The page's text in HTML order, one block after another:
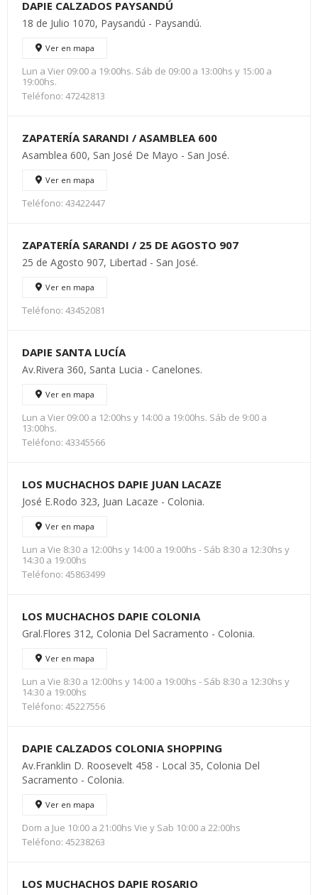
DAPIE CALZADOS PAYSANDÚ
18 de Julio 1070, Paysandú - Paysandú.
Ver en mapa
Lun a Vier 09:00 a 19:00hs. Sáb de 09:00 a 13:00hs y 15:00 a
19:00hs.
Teléfono: 47242813
ZAPATERÍA SARANDI / ASAMBLEA 600
Asamblea 600, San José De Mayo - San José.
Ver en mapa
Teléfono: 43422447
ZAPATERÍA SARANDI / 25 DE AGOSTO 907
25 de Agosto 907, Libertad - San José.
Ver en mapa
Teléfono: 43452081
DAPIE SANTA LUCÍA
Av.Rivera 360, Santa Lucia - Canelones.
Ver en mapa
Lun a Vier 09:00 a 12:00hs y 14:00 a 19:00hs. Sáb de 9:00 a
13:00hs.
Teléfono: 43345566
LOS MUCHACHOS DAPIE JUAN LACAZE
José E.Rodo 323, Juan Lacaze - Colonia.
Ver en mapa
Lun a Vie 8:30 a 12:00hs y 14:00 a 19:00hs - Sáb 8:30 a 12:30hs y
14:30 a 19:00hs
Teléfono: 45863499
LOS MUCHACHOS DAPIE COLONIA
Gral.Flores 312, Colonia Del Sacramento - Colonia.
Ver en mapa
Lun a Vie 8:30 a 12:00hs y 14:00 a 19:00hs - Sáb 8:30 a 12:30hs y
14:30 a 19:00hs
Teléfono: 45227556
DAPIE CALZADOS COLONIA SHOPPING
Av.Franklin D. Roosevelt 458 - Local 35, Colonia Del
Sacramento - Colonia.
Ver en mapa
Dom a Jue 10:00 a 21:00hs Vie y Sab 10:00 a 22:00hs
Teléfono: 45238263
LOS MUCHACHOS DAPIE ROSARIO